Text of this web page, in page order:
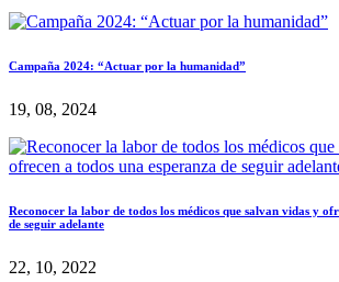
Campaña 2024: “Actuar por la humanidad”
19, 08, 2024
Reconocer la labor de todos los médicos que salvan vidas y
de seguir adelante
22, 10, 2022